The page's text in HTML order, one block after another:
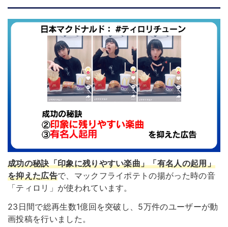
成功の秘訣「印象に残りやすい楽曲」「有名人の起用」
を抑えた広告で、マックフライポテトの揚がった時の音
「ティロリ」が使われています。
23日間で総再生数1億回を突破し、5万件のユーザーが動
画投稿を行いました。